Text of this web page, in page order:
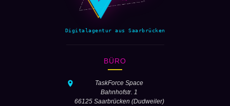
Digitalagentur aus Saarbrücken
BÜRO
TaskForce Space
Bahnhofstr. 1
66125 Saarbrücken (Dudweiler)